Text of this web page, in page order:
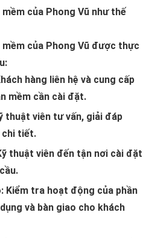
của Phong Vũ như thế
của Phong Vũ được thực
hàng liên hệ và cung cấp
mềm cần cài đặt.
thuật viên tư vấn, giải đáp
chi tiết.
thuật viên đến tận nơi cài đặt
Kiểm tra hoạt động của phần
và bàn giao cho khách